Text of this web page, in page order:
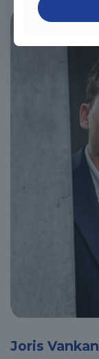
Joris Vankan